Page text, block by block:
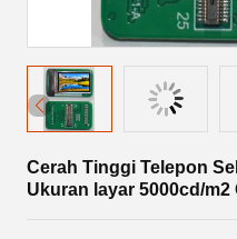
Cerah Tinggi Telepon
Ukuran layar 5000cd/m2